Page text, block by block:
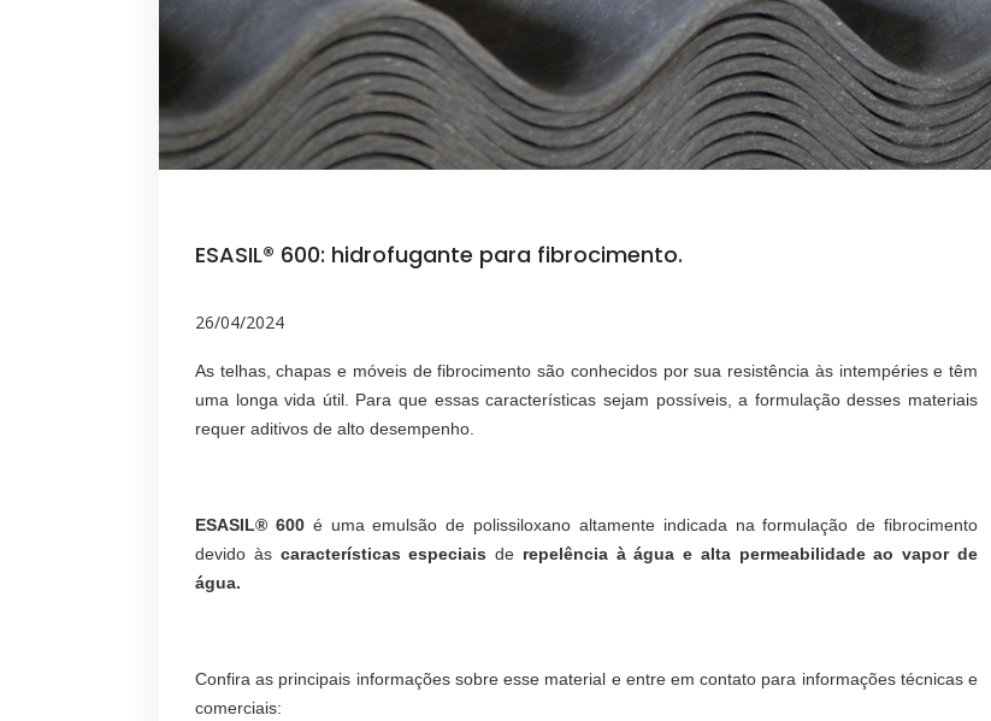
ESASIL® 600: hidrofugante para fibrocimento.
26/04/2024
As telhas, chapas e móveis de fibrocimento são conhecidos por sua resistência às intempéries e têm
uma longa vida útil. Para que essas características sejam possíveis, a formulação desses materiais
requer aditivos de alto desempenho.
ESASIL® 600 é uma emulsão de polissiloxano altamente indicada na formulação de fibrocimento
devido àscaracterísticas especiais de repelência à água e alta permeabilidade ao vapor de
água.
Confira as principais informações sobre esse material e entre em contato para informações técnicas e
comerciais: